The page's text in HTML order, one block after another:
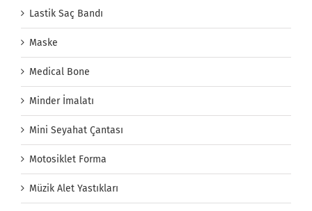
Lastik Saç Bandı
Maske
Medical Bone
Minder İmalatı
Mini Seyahat Çantası
Motosiklet Forma
Müzik Alet Yastıkları